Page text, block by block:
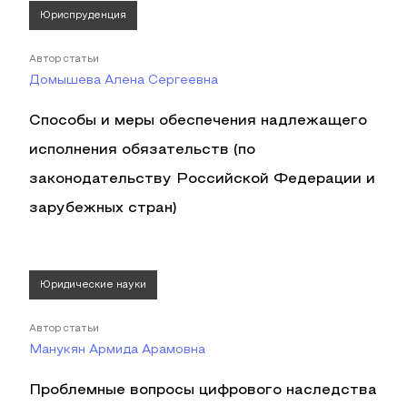
Юриспруденция
Автор статьи
Домышева Алена Сергеевна
Способы и меры обеспечения надлежащего
исполнения обязательств (по
законодательству Российской Федерации и
зарубежных стран)
Юридические науки
Автор статьи
Манукян Армида Арамовна
Проблемные вопросы цифрового наследства